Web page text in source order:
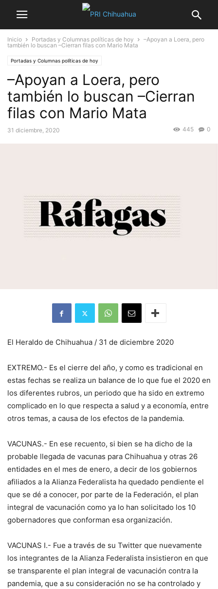
Inicio Portadas y Columnas políticas de hoy
–Apoyan a Loera, pero
también lo buscan –Cierran filas con Mario Mata
Portadas y Columnas políticas de hoy
–Apoyan a Loera, pero
también lo buscan –Cierran
filas con Mario Mata
31 diciembre, 2020 0
445
El Heraldo de Chihuahua / 31 de diciembre 2020
EXTREMO.- Es el cierre del año, y como es tradicional en
estas fechas se realiza un balance de lo que fue el 2020 en
los diferentes rubros, un periodo que ha sido en extremo
complicado en lo que respecta a salud y a economía, entre
otros temas, a causa de los efectos de la pandemia.
VACUNAS.- En ese recuento, si bien se ha dicho de la
probable llegada de vacunas para Chihuahua y otras 26
entidades en el mes de enero, a decir de los gobiernos
afiliados a la Alianza Federalista ha quedado pendiente el
que se dé a conocer, por parte de la Federación, el plan
integral de vacunación como ya lo han solicitado los 10
gobernadores que conforman esa organización.
VACUNAS I.- Fue a través de su Twitter que nuevamente
los integrantes de la Alianza Federalista insistieron en que
se transparente el plan integral de vacunación contra la
pandemia, que a su consideración no se ha controlado y